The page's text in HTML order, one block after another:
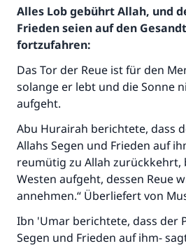
Alles Lob gebührt Allah, und
Frieden seien auf den
fortzufahren:
Das Tor der Reue ist für den
solange er lebt und die Sonne
aufgeht.
Abu Hurairah berichtete, dass
Allahs Segen und Frieden auf
reumütig zu Allah zurückkehrt,
Westen aufgeht, dessen Reue
annehmen.“ Überliefert von
Ibn 'Umar berichtete, dass der
Segen und Frieden auf ihm-